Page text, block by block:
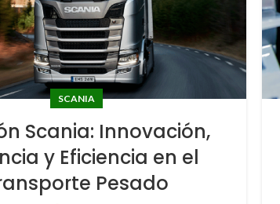
SCANIA
Scania: Innovación,
y Eficiencia en el
Pesado